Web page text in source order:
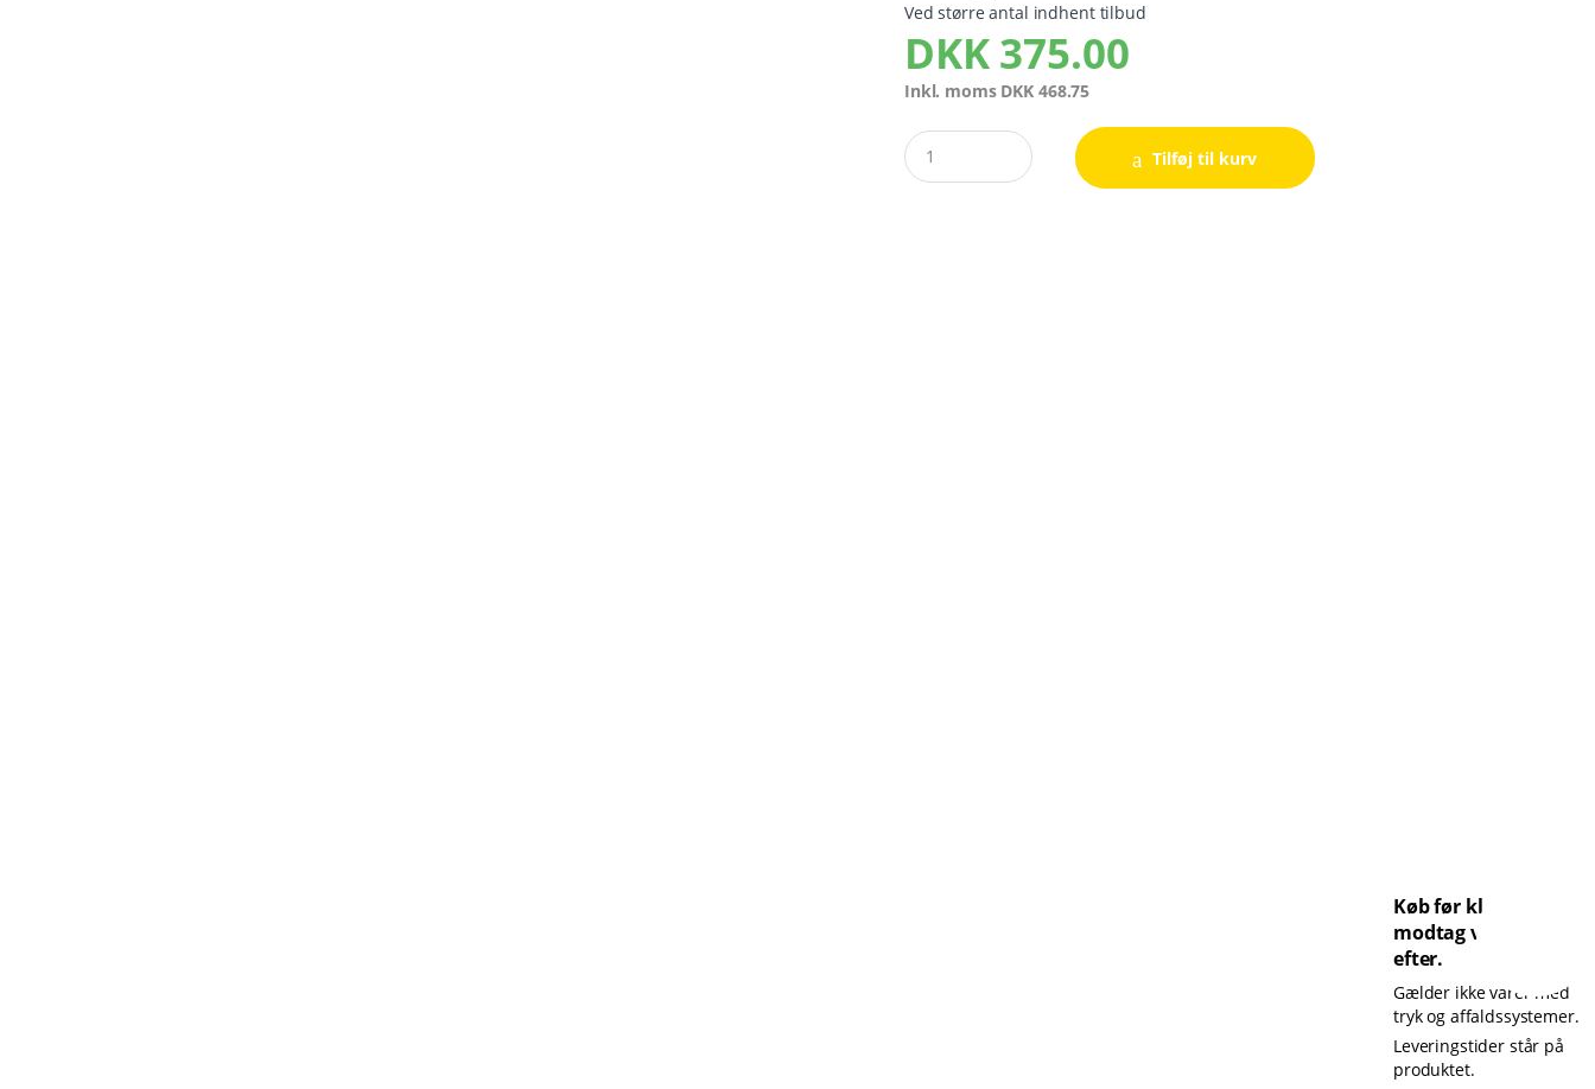
Ved større antal indhent tilbud
DKK375.00
Inkl. moms DKK 468.75
Quantity
Tilføj til kurv
Køb før kl. 14 og
modtag varen dagen
efter.
Gælder ikke varer med
tryk og affaldssystemer.
Leveringstider står på
produktet.